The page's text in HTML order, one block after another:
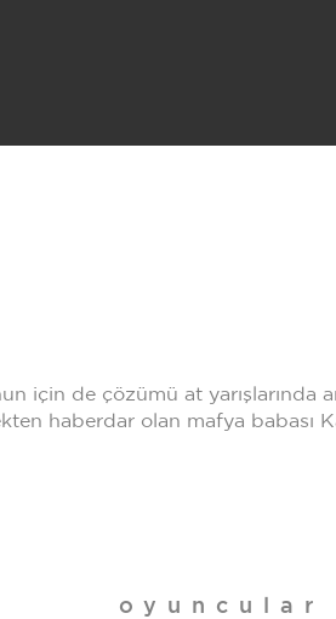
için de çözümü at yarışlarında
haberdar olan mafya babası
oyuncular